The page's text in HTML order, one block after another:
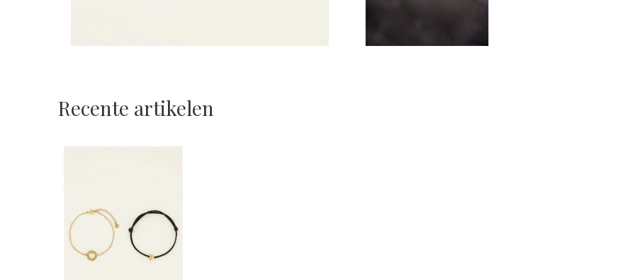
Recente artikelen